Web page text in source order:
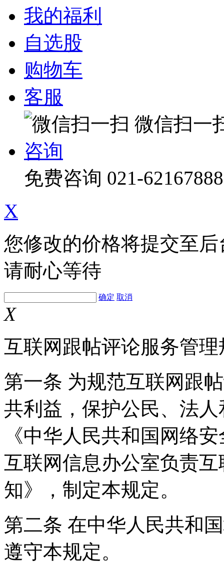
我的福利
自选股
购物车
客服
微信扫一
咨询
免费咨询 021-62167888
X
您修改的价格将提交至
请耐心等待
确定 取消
X
互联网跟帖评论服务管理
第一条 为规范互联网跟
共利益，保护公民、法
《中华人民共和国网络
互联网信息办公室负责
知》，制定本规定。
第二条 在中华人民共和
遵守本规定。